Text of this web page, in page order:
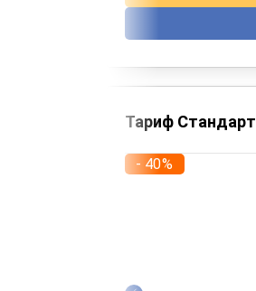
Тариф Стандарт
- 40%